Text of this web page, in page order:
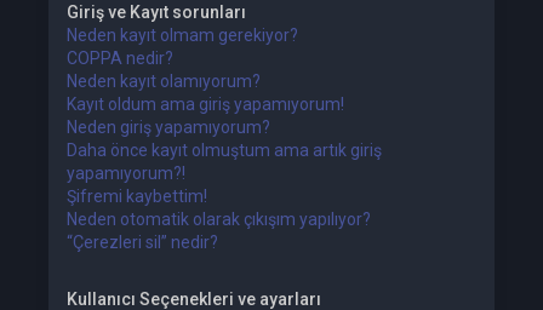
Giriş ve Kayıt sorunları
Neden kayıt olmam gerekiyor?
COPPA nedir?
Neden kayıt olamıyorum?
Kayıt oldum ama giriş yapamıyorum!
Neden giriş yapamıyorum?
Daha önce kayıt olmuştum ama artık giriş
yapamıyorum?!
Şifremi kaybettim!
Neden otomatik olarak çıkışım yapılıyor?
“Çerezleri sil” nedir?
Kullanıcı Seçenekleri ve ayarları